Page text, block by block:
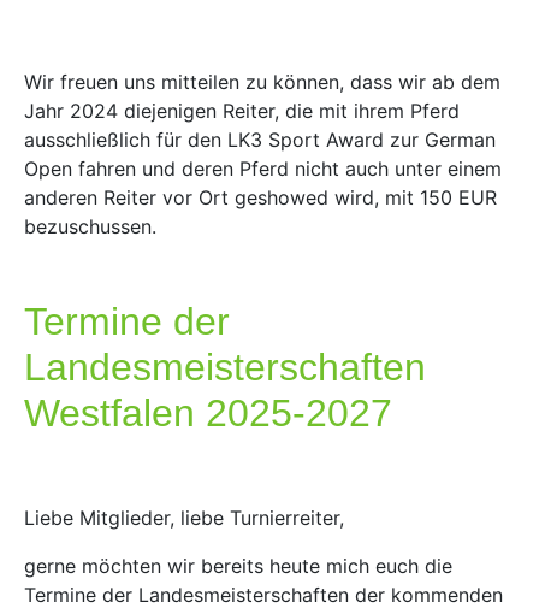
Wir freuen uns mitteilen zu können, dass wir ab dem
Jahr 2024 diejenigen Reiter, die mit ihrem Pferd
ausschließlich für den LK3 Sport Award zur German
Open fahren und deren Pferd nicht auch unter einem
anderen Reiter vor Ort geshowed wird, mit 150 EUR
bezuschussen.
Termine der
Landesmeisterschaften
Westfalen 2025-2027
Liebe Mitglieder, liebe Turnierreiter,
gerne möchten wir bereits heute mich euch die
Termine der Landesmeisterschaften der kommenden